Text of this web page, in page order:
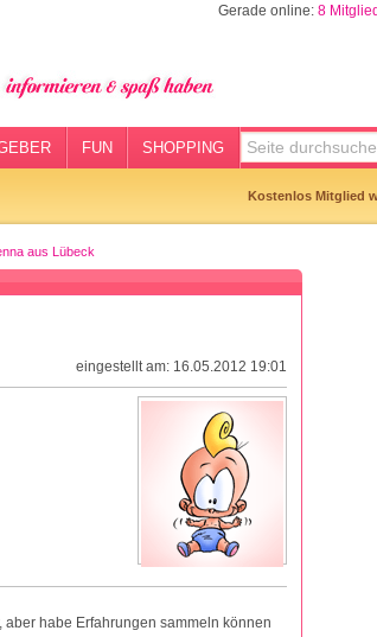
Gerade online: 8
FUN SHOPPING
Kostenlos Mitglied
aus Lübeck
eingestellt am: 16.05.2012 19:01
habe Erfahrungen sammeln können